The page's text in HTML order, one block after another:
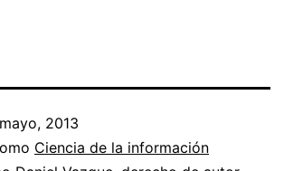
2013
Ciencia de la información